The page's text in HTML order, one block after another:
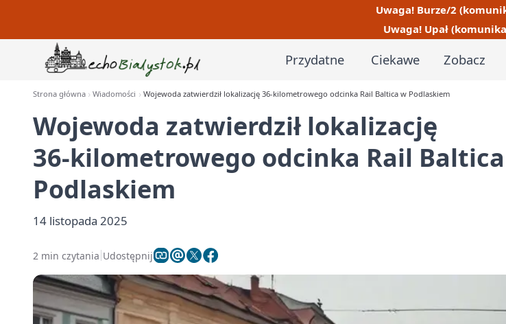
Uwaga! Burze/2
Uwaga! Upał
Przydatne Ciekawe Zobacz
Strona główna Wiadomości Wojewoda zatwierdził lokalizację 36‑kilometrowego odcinka Rail Baltica w Podlaskiem
Wojewoda zatwierdził lokalizację
36‑kilometrowego odcinka Rail
Podlaskiem
14 listopada 2025
2 min czytania Udostępnij